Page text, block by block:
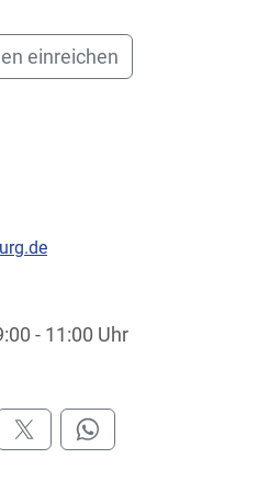
einreichen
- 11:00 Uhr